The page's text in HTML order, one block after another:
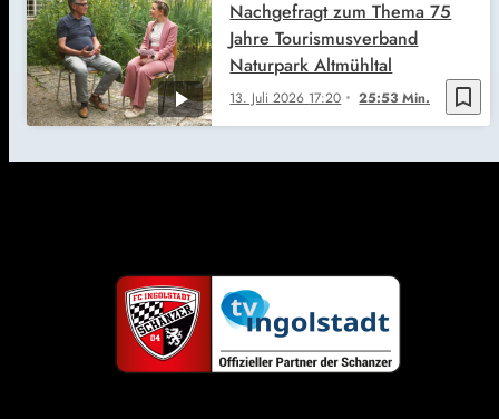
bookmark_border
13. Juli 2026 17:20 25:53 Min.
Nachgefragt zum Thema 75
Jahre Tourismusverband
Naturpark Altmühltal